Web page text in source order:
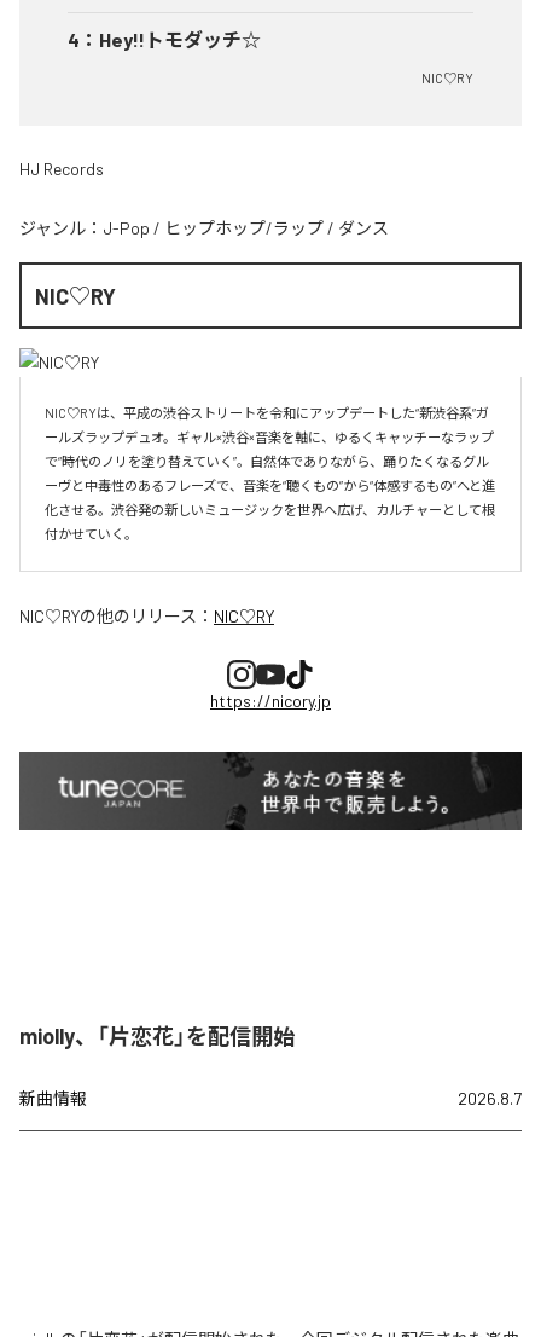
4 ： Hey!!トモダッチ☆
NIC♡RY
HJ Records
ジャンル： J-Pop / ヒップホップ/ラップ / ダンス
NIC♡RY
NIC♡RYは、平成の渋谷ストリートを令和にアップデートした“新渋谷系”ガ
ールズラップデュオ。ギャル×渋谷×音楽を軸に、ゆるくキャッチーなラップ
で“時代のノリを塗り替えていく”。自然体でありながら、踊りたくなるグル
ーヴと中毒性のあるフレーズで、音楽を“聴くもの”から“体感するもの”へと進
化させる。渋谷発の新しいミュージックを世界へ広げ、カルチャーとして根
付かせていく。
NIC♡RYの他のリリース： NIC♡RY
https://nicory.jp
miolly、「片恋花」を配信開始
新曲情報 2026.8.7